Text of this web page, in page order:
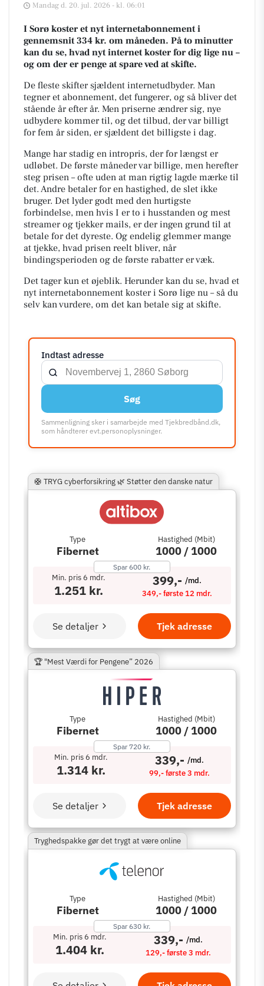
Mandag d. 20. jul. 2026 - kl. 06:01
I Sorø koster et nyt internetabonnement i
gennemsnit 334 kr. om måneden. På to minutter
kan du se, hvad nyt internet koster for dig lige nu –
og om der er penge at spare ved at skifte.
De fleste skifter sjældent internetudbyder. Man
tegner et abonnement, det fungerer, og så bliver det
stående år efter år. Men priserne ændrer sig, nye
udbydere kommer til, og det tilbud, der var billigt
for fem år siden, er sjældent det billigste i dag.
Mange har stadig en intropris, der for længst er
udløbet. De første måneder var billige, men herefter
steg prisen – ofte uden at man rigtig lagde mærke til
det. Andre betaler for en hastighed, de slet ikke
bruger. Det lyder godt med den hurtigste
forbindelse, men hvis I er to i husstanden og mest
streamer og tjekker mails, er der ingen grund til at
betale for det dyreste. Og endelig glemmer mange
at tjekke, hvad prisen reelt bliver, når
bindingsperioden og de første rabatter er væk.
Det tager kun et øjeblik. Herunder kan du se, hvad et
nyt internetabonnement koster i Sorø lige nu – så du
selv kan vurdere, om det kan betale sig at skifte.